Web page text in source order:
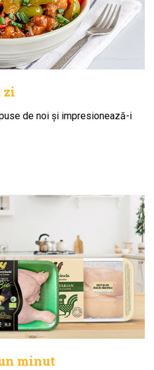
zi
de noi și impresionează-i
minut